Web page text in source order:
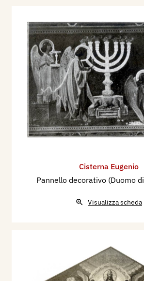
Cisterna Eugenio
Pannello decorativo (Duomo
Visualizza scheda